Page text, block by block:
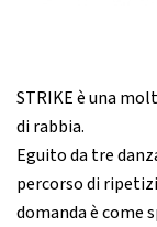
STRIKE è una
di rabbia.
Eguito da tre
percorso di
domanda è come